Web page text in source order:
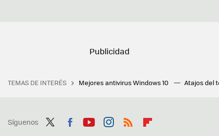
TEMAS DE INTERÉS Mejores antivirus Windows 10 Atajos del
Síguenos